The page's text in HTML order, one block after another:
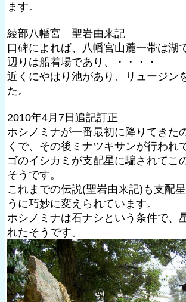
ます。
綾部八幡宮 聖岩由来記
口碑によれば、八幡宮山麓一帯は湖
辺りは船着場であり、・・・・
近くにやはり池があり、リュージン
た。
2010年4月7日追記訂正
ホシノミナが一番最初に降りてきた
くで、その後ミナツキサンが行われ
ゴのイシカミが支配星に騙されてこ
そうです。
これまでの伝説(聖岩由来記)も支配
うに巧妙に変えられています。
ホシノミナは石ナシという条件で、
れたそうです。